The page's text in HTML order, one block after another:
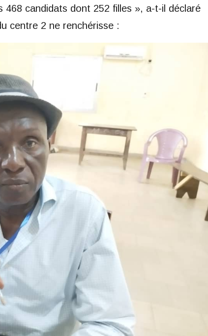
468 candidats dont 252 filles », a-t-il déclaré
centre 2 ne renchérisse :